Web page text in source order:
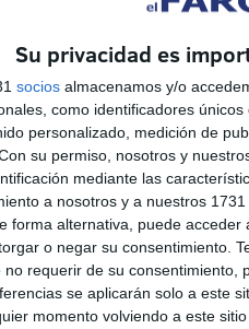
Su privacidad es
socios almacenamos y/o
como identificadores
personalizado, medición de
su permiso, nosotros y
mediante las
a nosotros y a nuestros
forma alternativa, puede
o negar su consentimiento.
requerir de su consentimiento,
se aplicarán solo a este
momento volviendo a este
Virgen
HACE 2